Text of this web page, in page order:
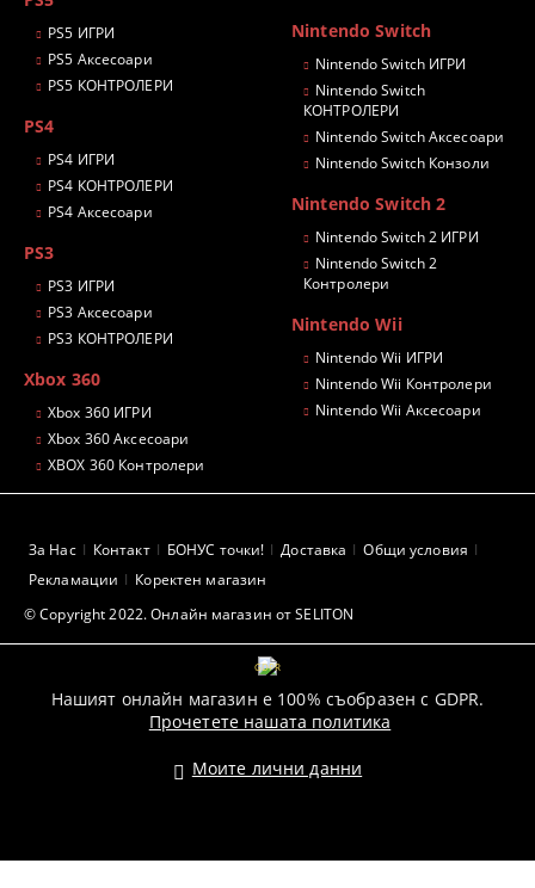
PS5 ИГРИ
PS5 Аксесоари
PS5 КОНТРОЛЕРИ
PS4
PS4 ИГРИ
PS4 КОНТРОЛЕРИ
PS4 Аксесоари
PS3
PS3 ИГРИ
PS3 Аксесоари
PS3 КОНТРОЛЕРИ
Xbox 360
Xbox 360 ИГРИ
Xbox 360 Аксесоари
XBOX 360 Контролери
Nintendo Switch
Nintendo Switch ИГРИ
Nintendo Switch
КОНТРОЛЕРИ
Nintendo Switch Аксесоари
Nintendo Switch Конзоли
Nintendo Switch 2
Nintendo Switch 2 ИГРИ
Nintendo Switch 2
Контролери
Nintendo Wii
Nintendo Wii ИГРИ
Nintendo Wii Контролери
Nintendo Wii Аксесоари
© Copyright 2022. Онлайн магазин от SELITON
За Нас Контакт БОНУС точки! Доставка
Общи условия
Рекламации
Коректен магазин
GDPR
Нашият онлайн магазин е 100% съобразен с GDPR.
Прочетете нашата политика
Моите лични данни